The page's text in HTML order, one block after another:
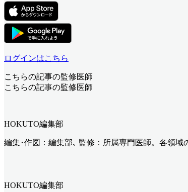
ログインはこちら
こちらの記事の監修医師
こちらの記事の監修医師
HOKUTO編集部
編集･作図：編集部､ 監修：所属専門医師。各領
HOKUTO編集部